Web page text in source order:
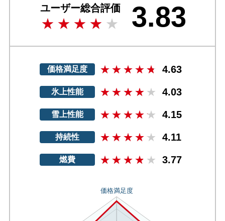
ユーザー総合評価 3.83
価格満足度 4.63
氷上性能 4.03
雪上性能 4.15
持続性 4.11
燃費 3.77